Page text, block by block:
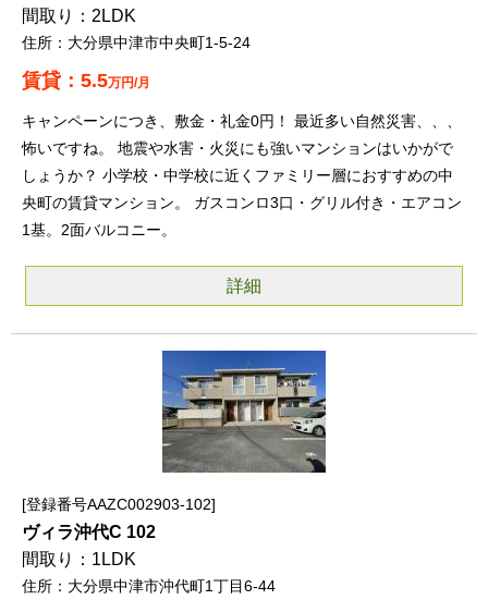
2LDK
大分県中津市中央町1-5-24
5.5万円/月
キャンペーンにつき、敷金・礼金0円！ 最近多い自然災害、、、
怖いですね。 地震や水害・火災にも強いマンションはいかがで
しょうか？ 小学校・中学校に近くファミリー層におすすめの中
央町の賃貸マンション。 ガスコンロ3口・グリル付き・エアコン
1基。2面バルコニー。
詳細
登録番号AAZC002903-102
ヴィラ沖代C 102
1LDK
大分県中津市沖代町1丁目6-44